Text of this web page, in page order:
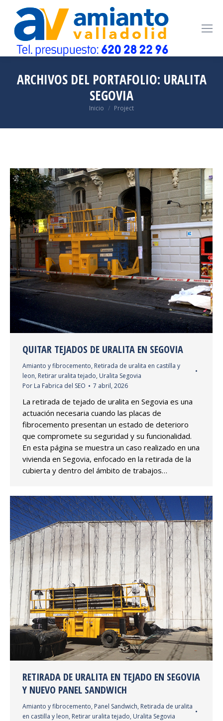
ARCHIVOS DEL PORTAFOLIO: URALITA
SEGOVIA
Estás aquí:
Inicio Project
QUITAR TEJADOS DE URALITA EN SEGOVIA
Amianto y fibrocemento, Retirada de uralita en castilla y
leon, Retirar uralita tejado, Uralita Segovia
Por La Fabrica del SEO 7 abril, 2026
La retirada de tejado de uralita en Segovia es una
actuación necesaria cuando las placas de
fibrocemento presentan un estado de deterioro
que compromete su seguridad y su funcionalidad.
En esta página se muestra un caso realizado en una
vivienda en Segovia, enfocado en la retirada de la
cubierta y dentro del ámbito de trabajos…
RETIRADA DE URALITA EN TEJADO EN SEGOVIA
Y NUEVO PANEL SANDWICH
Amianto y fibrocemento, Panel Sandwich, Retirada de uralita
en castilla y leon, Retirar uralita tejado, Uralita Segovia